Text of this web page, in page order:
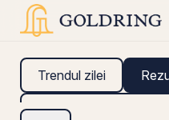
Trendul zilei
Analize fundamentale